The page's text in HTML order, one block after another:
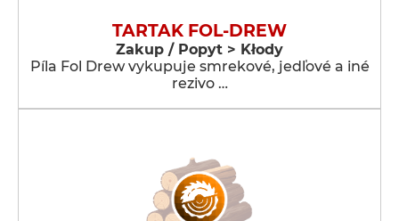
TARTAK FOL-DREW
Zakup / Popyt > Kłody
Píla Fol Drew vykupuje smrekové, jedľové a iné
rezivo …